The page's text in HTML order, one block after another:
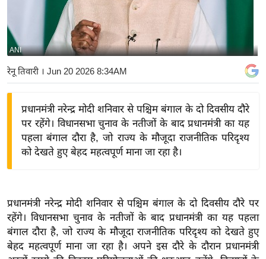
बि
ज़
ने
स
द्यो
शे
ष
ज्ञ
रा
ANI
रेनू तिवारी । Jun 20 2026 8:34AM
प्रधानमंत्री नरेन्द्र मोदी शनिवार से पश्चिम बंगाल के दो दिवसीय दौरे
पर रहेंगे। विधानसभा चुनाव के नतीजों के बाद प्रधानमंत्री का यह
पहला बंगाल दौरा है, जो राज्य के मौजूदा राजनीतिक परिदृश्य
को देखते हुए बेहद महत्वपूर्ण माना जा रहा है।
प्रधानमंत्री नरेन्द्र मोदी शनिवार से पश्चिम बंगाल के दो दिवसीय दौरे पर
रहेंगे। विधानसभा चुनाव के नतीजों के बाद प्रधानमंत्री का यह पहला
बंगाल दौरा है, जो राज्य के मौजूदा राजनीतिक परिदृश्य को देखते हुए
बेहद महत्वपूर्ण माना जा रहा है। अपने इस दौरे के दौरान प्रधानमंत्री